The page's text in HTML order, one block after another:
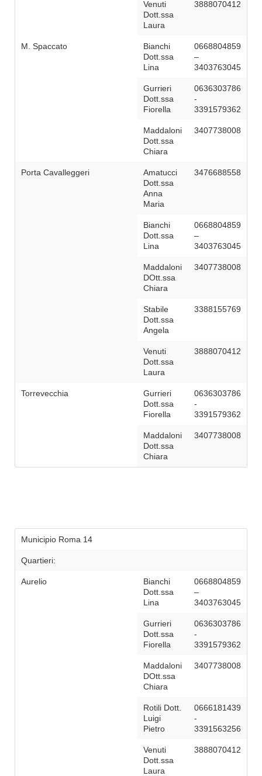
Venuti
Dott.ssa
Laura
3888070412
M. Spaccato
Bianchi
Dott.ssa
Lina
0668804859
–
3403763045
Gurrieri
Dott.ssa
Fiorella
0636303786
-
3391579362
Maddaloni
Dott.ssa
Chiara
3407738008
Porta Cavalleggeri
Amatucci
Dott.ssa
Anna
Maria
3476688558
Bianchi
Dott.ssa
Lina
0668804859
–
3403763045
Maddaloni
DOtt.ssa
Chiara
3407738008
Stabile
Dott.ssa
Angela
3388155769
Venuti
Dott.ssa
Laura
3888070412
Torrevecchia
Gurrieri
Dott.ssa
Fiorella
0636303786
-
3391579362
Maddaloni
Dott.ssa
Chiara
3407738008
Municipio Roma 14
Quartieri:
Aurelio
Bianchi
Dott.ssa
Lina
0668804859
–
3403763045
Gurrieri
Dott.ssa
Fiorella
0636303786
-
3391579362
Maddaloni
DOtt.ssa
Chiara
3407738008
Rotili Dott.
Luigi
Pietro
0666181439
-
3391563256
Venuti
Dott.ssa
Laura
3888070412